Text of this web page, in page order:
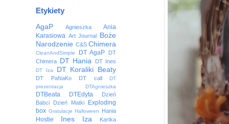
Etykiety
AgaP Agnieszka
Ania
Karasiowa Art Journal
Boże
Narodzenie C&S Chimera
CleanAndSimple DT AgaP
DT
Chimera DT Hania DT Ines
DT Iza DT Koraliki Beaty
DT PaNaKo DT call
DT
prezentacja
DTAgnieszka
DTBeata DTEdyta
Dzień
Babci
Dzień Matki
Exploding
box Gratulacje Halloween Hania
Hostie Ines Iza
Kartka